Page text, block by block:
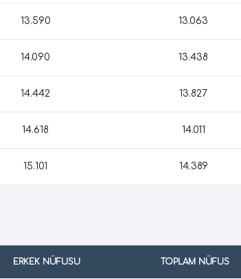
13.590 13.063
14.090 13.438
14.442 13.827
14.618 14.011
15.101 14.389
ERKEK NÜFUSU TOPLAM NÜFUS